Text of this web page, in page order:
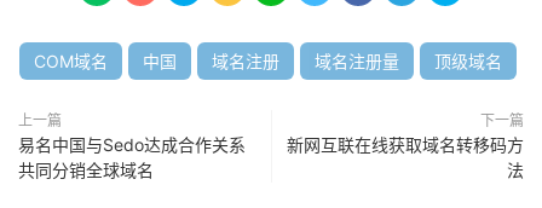
COM域名 中国 域名注册 域名注册量 顶级域名
上一篇
易名中国与Sedo达成合作关系
共同分销全球域名
下一篇
新网互联在线获取域名转移码方
法